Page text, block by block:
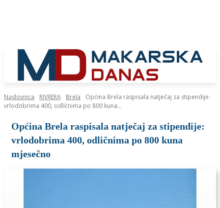
Naslovnica RIVIJERA Brela
Općina Brela raspisala natječaj za stipendije:
vrlodobrima 400, odličnima po 800 kuna...
Općina Brela raspisala natječaj za stipendije:
vrlodobrima 400, odličnima po 800 kuna
mjesečno